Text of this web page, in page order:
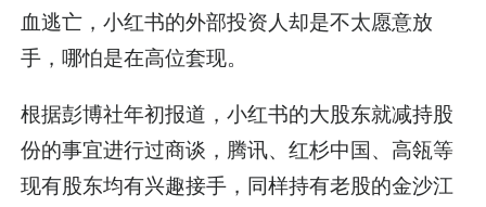
血逃亡，小红书的外部投资人却是不太愿意放
手，哪怕是在高位套现。
根据彭博社年初报道，小红书的大股东就减持股
份的事宜进行过商谈，腾讯、红杉中国、高瓴等
现有股东均有兴趣接手，同样持有老股的金沙江